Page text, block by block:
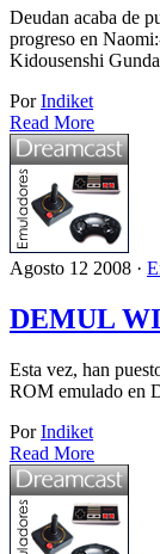
Deudan acaba de
progreso en
Kidousenshi
PorIndiket
Read More
Agosto 12 2008 ·
DEMUL
Esta vez, han
ROM emulado en
PorIndiket
Read More